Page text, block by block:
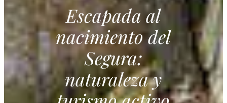
Escapada al
nacimiento del
Segura:
naturaleza y